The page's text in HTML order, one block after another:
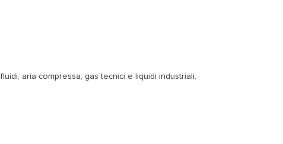
aria compressa, gas tecnici e liquidi industriali.